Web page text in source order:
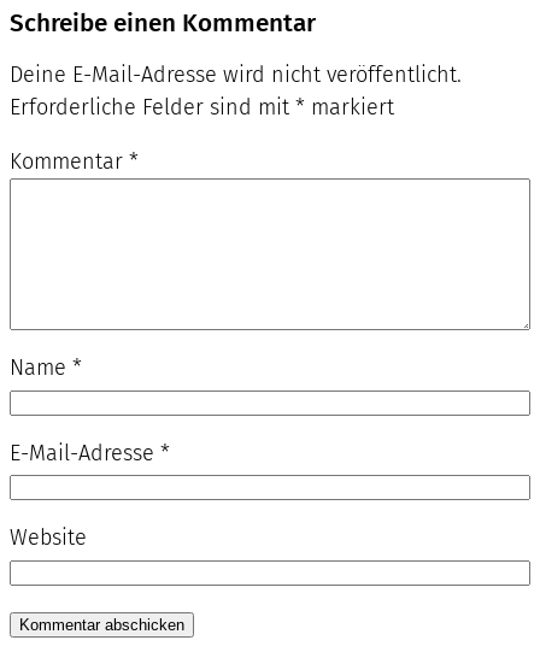
Schreibe einen Kommentar
Deine E-Mail-Adresse wird nicht veröffentlicht.
Erforderliche Felder sind mit * markiert
Kommentar *
Name *
E-Mail-Adresse *
Website